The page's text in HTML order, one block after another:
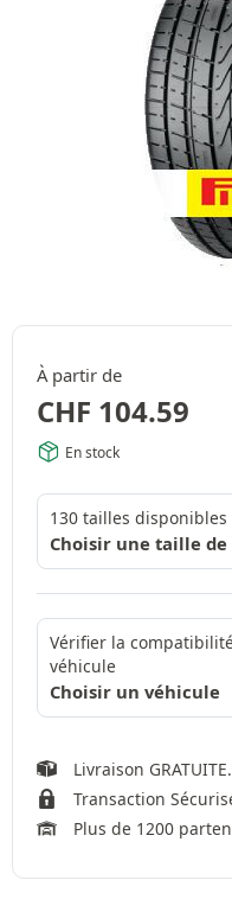
À partir de
CHF 104.59
En stock
130 tailles disponibles
Choisir une taille de
Vérifier la
véhicule
Choisir un véhicule
Livraison GRATUITE.
Transaction
Plus de 1200